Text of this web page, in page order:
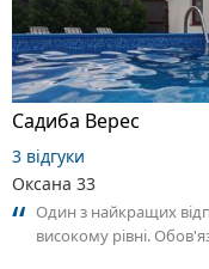
Садиба Верес
3 відгуки
Оксана 33
Один з найкращих
високому рівні.